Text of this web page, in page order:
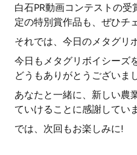
白石PR動画コンテストの
定の特別賞作品も、ぜひチ
それでは、今日のメタグリ
今日もメタグリボイシーズ
どうもありがとうございま
あなたと一緒に、新しい農
ていけることに感謝してい
では、次回もお楽しみに!